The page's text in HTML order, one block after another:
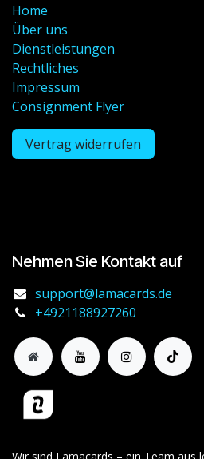
Home
Über uns
Dienstleistungen
Rechtliches
Impressum
Consignment Flyer
Vertrag widerrufen
Nehmen Sie Kontakt auf
support@lamacards.de
+4921188927260